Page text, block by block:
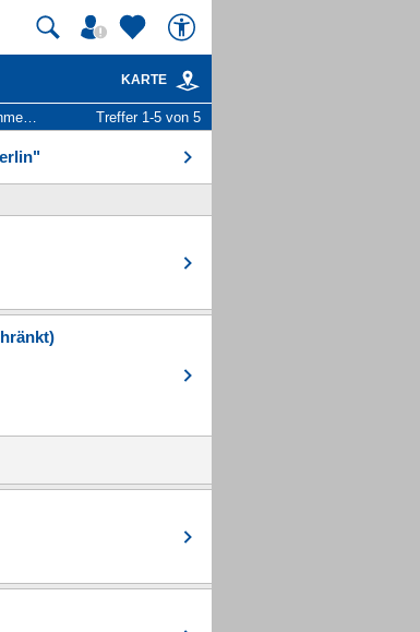
KARTE
Treffer 1-5 von 5